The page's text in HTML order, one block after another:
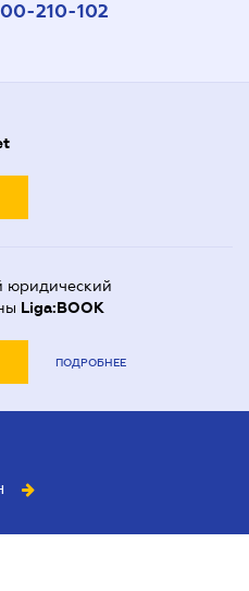
210-102
юридический
Liga:BOOK
ПОДРОБНЕЕ